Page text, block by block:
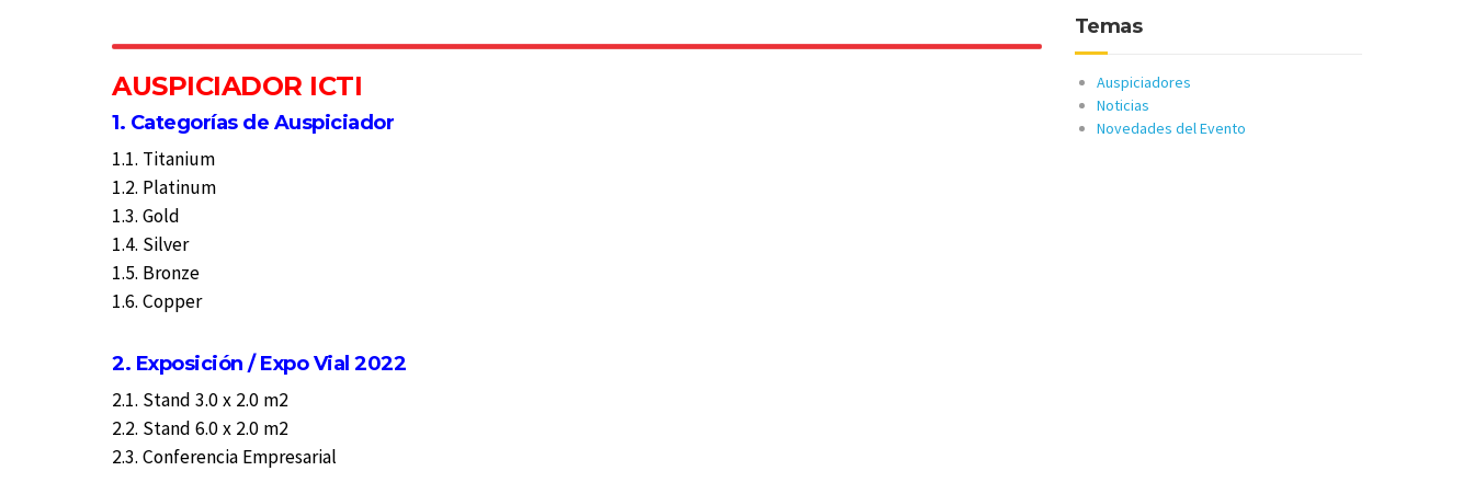
AUSPICIADOR ICTI
1. Categorías de Auspiciador
1.1. Titanium
1.2. Platinum
1.3. Gold
1.4. Silver
1.5. Bronze
1.6. Copper
2. Exposición / Expo Vial 2022
2.1. Stand 3.0 x 2.0 m2
2.2. Stand 6.0 x 2.0 m2
2.3. Conferencia Empresarial
Temas
Auspiciadores
Noticias
Novedades del Evento